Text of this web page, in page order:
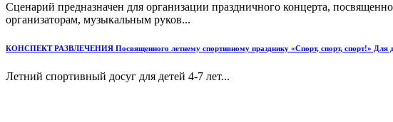
Сценарий предназначен для организации праздничного концерта,
организаторам, музыкальным руков...
КОНСПЕКТ РАЗВЛЕЧЕНИЯ Посвященного летнему спортивному празднику «Спорт, спорт, спорт!» Для
Летний спортивный досуг для детей 4-7 лет...